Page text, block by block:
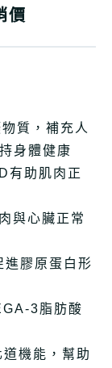
價
質，補充人
身體健康
有助肌肉正
與心臟正常
膠原蛋白形
3脂肪酸
機能，幫助